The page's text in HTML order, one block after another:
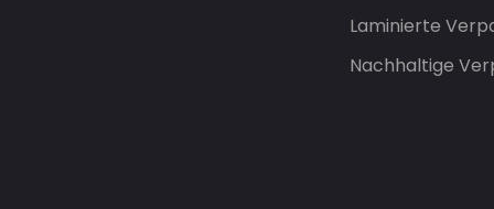
Laminierte
Nachhaltige